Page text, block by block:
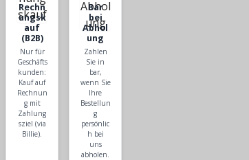
Rechn
ungsk
auf
(B2B)
Nur für
Geschäfts
kunden:
Kauf auf
Rechnun
g mit
Zahlung
sziel (via
Billie).
Bar
bei
Abhol
ung
Zahlen
Sie in
bar,
wenn Sie
Ihre
Bestellun
g
persönlic
h bei
uns
abholen.